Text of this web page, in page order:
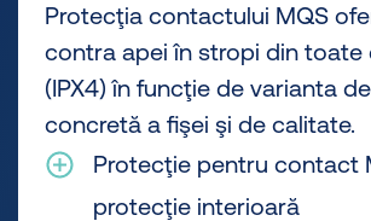
Protecţia contactului MQS
contra apei în stropi din toate
(IPX4) în funcţie de varianta
concretă a fişei şi de calitate.
Protecţie pentru contact
protecţie interioară